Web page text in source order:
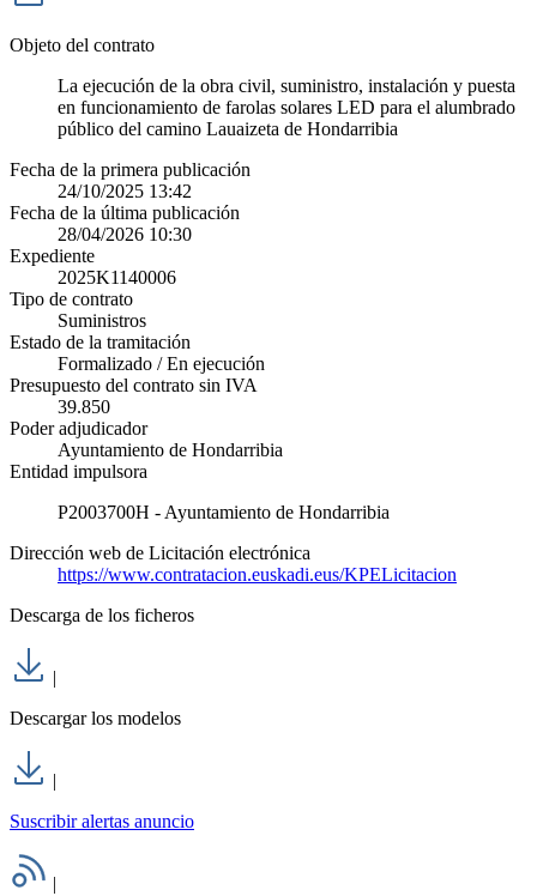
Objeto del contrato
La ejecución de la obra civil, suministro, instalación y puesta
en funcionamiento de farolas solares LED para el alumbrado
público del camino Lauaizeta de Hondarribia
Fecha de la primera publicación
24/10/2025 13:42
Fecha de la última publicación
28/04/2026 10:30
Expediente
2025K1140006
Tipo de contrato
Suministros
Estado de la tramitación
Formalizado / En ejecución
Presupuesto del contrato sin IVA
39.850
Poder adjudicador
Ayuntamiento de Hondarribia
Entidad impulsora
P2003700H - Ayuntamiento de Hondarribia
Dirección web de Licitación electrónica
https://www.contratacion.euskadi.eus/KPELicitacion
Descarga de los ficheros
|
Descargar los modelos
|
Suscribir alertas anuncio
|